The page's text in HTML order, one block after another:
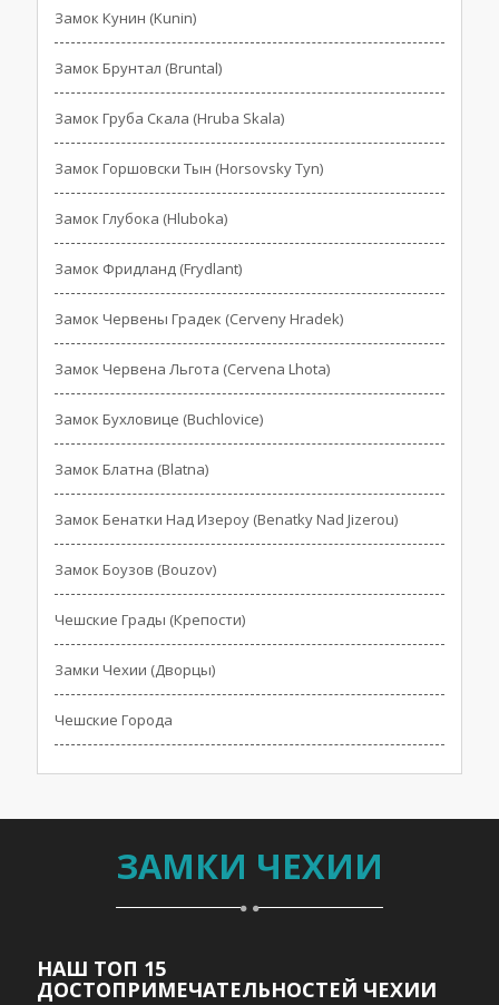
Замок Кунин (Kunin)
Замок Брунтал (Bruntal)
Замок Груба Скала (Hruba Skala)
Замок Горшовски Тын (Horsovsky Tyn)
Замок Глубока (Hluboka)
Замок Фридланд (Frydlant)
Замок Червены Градек (Cerveny Hradek)
Замок Червена Льгота (Cervena Lhota)
Замок Бухловице (Buchlovice)
Замок Блатна (Blatna)
Замок Бенатки Над Изероу (Benatky Nad Jizerou)
Замок Боузов (Bouzov)
Чешские Грады (Крепости)
Замки Чехии (Дворцы)
Чешские Города
ЗАМКИ ЧЕХИИ
НАШ ТОП 15
ДОСТОПРИМЕЧАТЕЛЬНОСТЕЙ ЧЕХИИ